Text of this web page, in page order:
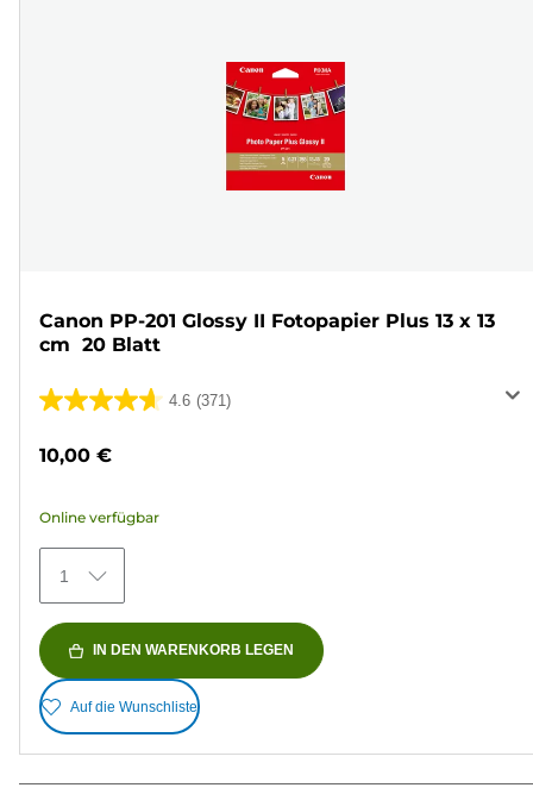
Canon PP-201 Glossy II Fotopapier Plus 13 x 13
cm  20 Blatt
4.6 (371)
4.6
371
Bewertungen
10,00 €
Online verfügbar
1
IN DEN WARENKORB LEGEN
Auf die Wunschliste